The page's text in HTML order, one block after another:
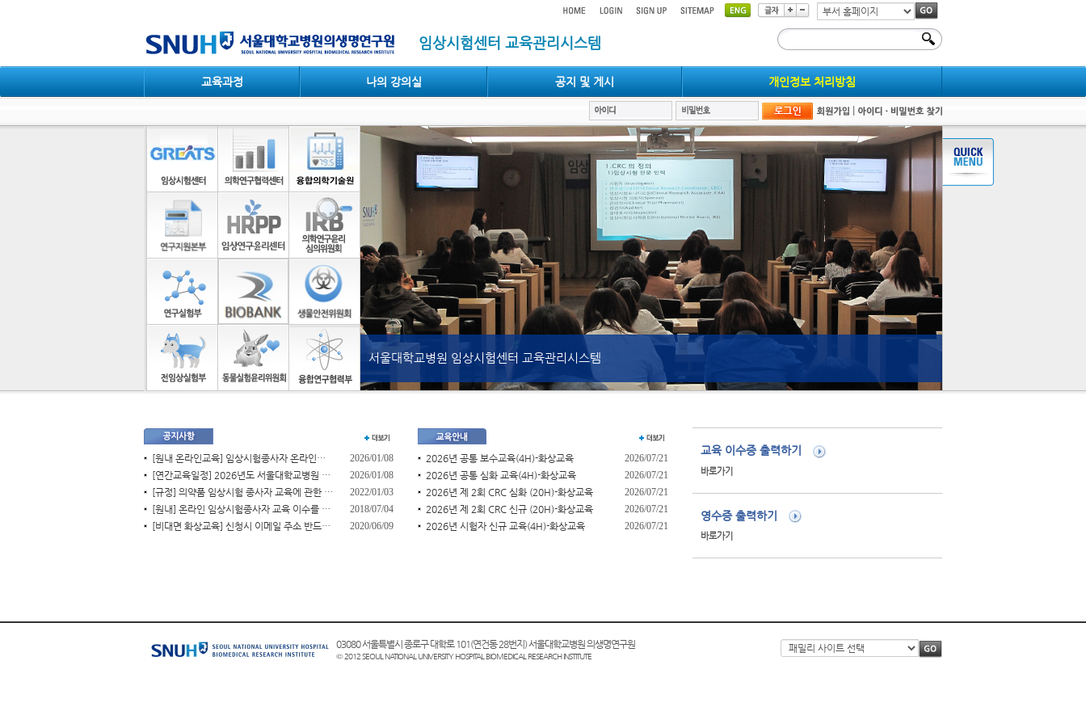
부
서
페
이
지
이
동
임상시험센터 교육관리시스템
교육과정 나의 강의실 공지 및 게시 개인정보 처리방침
서울대학교병원 임상시험센터 교육관리시스템
[원내 온라인교육] 임상시험종사자 온라인교육 (SNUH e-Learning) 교육 안내
2026/01/08
[연간교육일정] 2026년도 서울대학교병원 의약품 임상시험 등 종사자교육 연간일정
2026/01/08
[규정] 의약품 임상시험 종사자 교육에 관한 규정 일부개정고시 알림 (2021.11.29)
2022/01/03
[원내] 온라인 임상시험종사자 교육 이수를 위한 임시 아이디 신청 안내
2018/07/04
[비대면 화상교육] 신청시 이메일 주소 반드시 확인!! 화상교육 참여방법 안내문 첨부
2020/06/09
2026년 공통 보수교육(4H)-화상교육
2026/07/21
2026년 공통 심화 교육(4H)-화상교육
2026/07/21
2026년 제 2회 CRC 심화 (20H)-화상교육
2026/07/21
2026년 제 2회 CRC 신규 (20H)-화상교육
2026/07/21
2026년 시험자 신규 교육(4H)-화상교육
2026/07/21
교육 이수증 출력하기
바로가기
영수증 출력하기
바로가기
03080 서울특별시 종로구 대학로 101(연건동 28번지) 서울대학교병원 의생명연구원
© 2012 SEOUL NATIONAL UNIVERSITY HOSPITAL BIOMEDICAL RESEARCH INSTITUTE